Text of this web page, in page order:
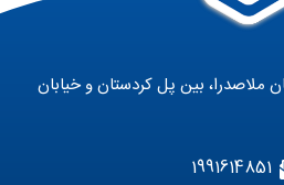
ملاصدرا، بین پل کردستان و خیابان
1991614851